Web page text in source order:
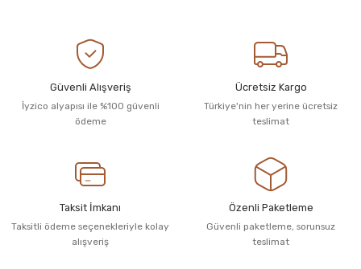
Güvenli Alışveriş
İyzico alyapısı ile %100 güvenli
ödeme
Ücretsiz Kargo
Türkiye'nin her yerine ücretsiz
teslimat
Taksit İmkanı
Taksitli ödeme seçenekleriyle kolay
alışveriş
Özenli Paketleme
Güvenli paketleme, sorunsuz
teslimat